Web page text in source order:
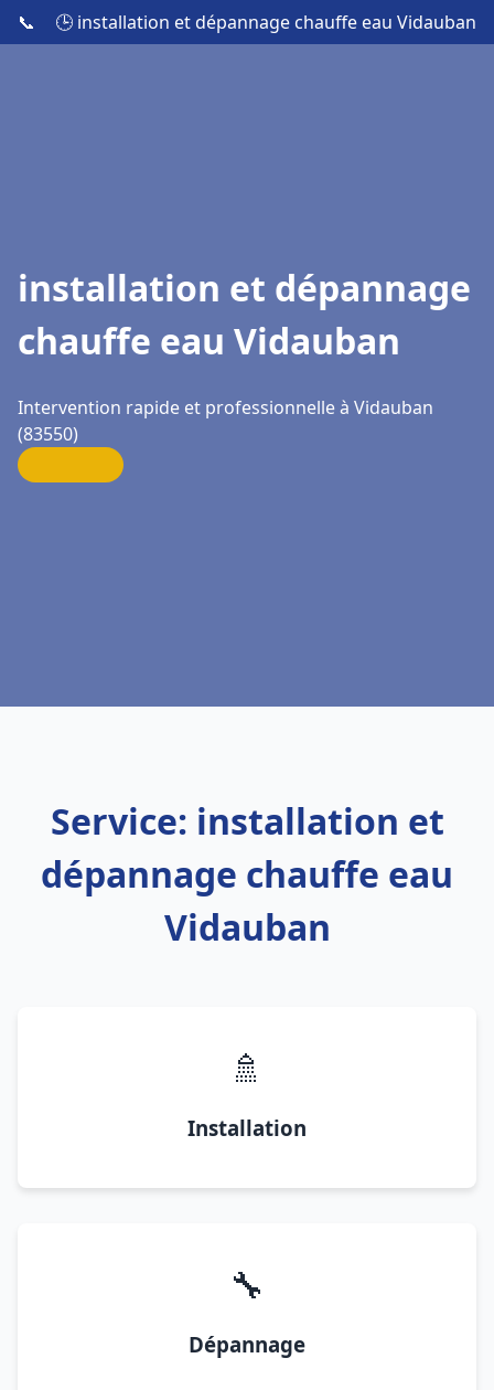
📞 🕒 installation et dépannage chauffe eau Vidauban
installation et dépannage
chauffe eau Vidauban
Intervention rapide et professionnelle à Vidauban
(83550)
Service: installation et
dépannage chauffe eau
Vidauban
🚿
Installation
🔧
Dépannage